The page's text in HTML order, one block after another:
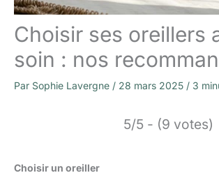
Choisir ses oreillers
soin : nos
Par Sophie Lavergne / 28 mars 2025 / 3
5/5 - (9 votes)
Choisir un oreiller